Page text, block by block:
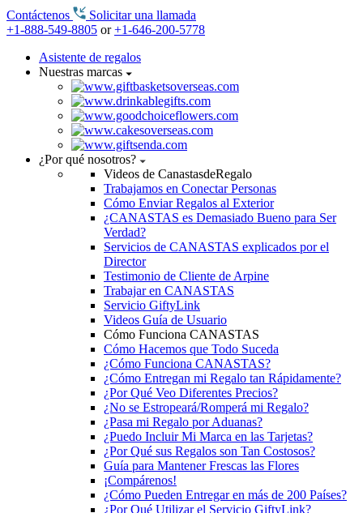
Contáctenos
Solicitar una llamada
+1-888-549-8805 or+1-646-200-5778
Asistente de regalos
Nuestras marcas
¿Por qué nosotros?
Videos de CanastasdeRegalo
Trabajamos en Conectar Personas
Cómo Enviar Regalos al Exterior
¿CANASTAS es Demasiado Bueno para Ser
Verdad?
Servicios de CANASTAS explicados por el
Director
Testimonio de Cliente de Arpine
Trabajar en CANASTAS
Servicio GiftyLink
Videos Guía de Usuario
Cómo Funciona CANASTAS
Cómo Hacemos que Todo Suceda
¿Cómo Funciona CANASTAS?
¿Cómo Entregan mi Regalo tan Rápidamente?
¿Por Qué Veo Diferentes Precios?
¿No se Estropeará/Romperá mi Regalo?
¿Pasa mi Regalo por Aduanas?
¿Puedo Incluir Mi Marca en las Tarjetas?
¿Por Qué sus Regalos son Tan Costosos?
Guía para Mantener Frescas las Flores
¡Compárenos!
¿Cómo Pueden Entregar en más de 200 Países?
¿Por Qué Utilizar el Servicio GiftyLink?